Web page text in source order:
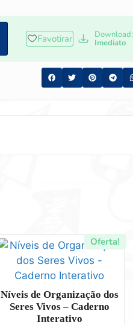
Favotirar Download:
Imediato
Oferta!
Níveis de Organização dos
Seres Vivos – Caderno
Interativo